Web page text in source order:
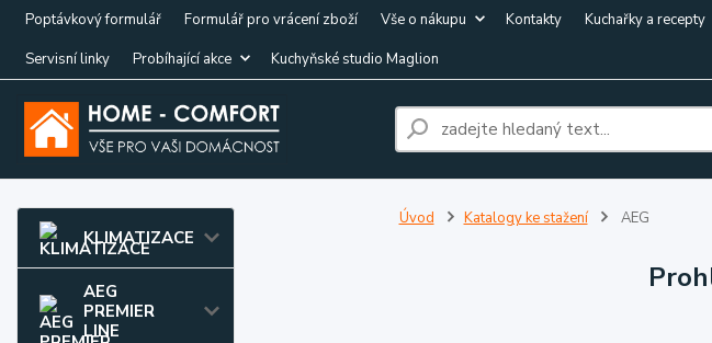
Poptávkový formulář Formulář pro vrácení zboží Vše o nákupu Kontakty Kuchařky a recepty
Servisní linky
Probíhající akce Kuchyňské studio Maglion
KLIMATIZACE
AEG
PREMIER
LINE
Úvod Katalogy ke stažení AEG